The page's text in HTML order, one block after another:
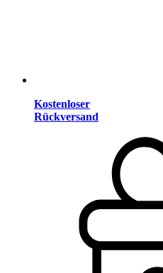
Kostenloser
Rückversand